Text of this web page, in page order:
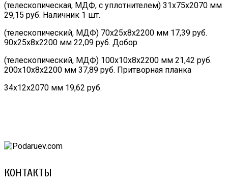
(телескопическая, МДФ, с уплотнителем) 31х75х2070 мм
29,15 руб. Наличник 1 шт.
(телескопический, МДФ) 70х25х8х2200 мм 17,39 руб.
90х25х8х2200 мм 22,09 руб. Добор
(телескопический, МДФ) 100х10х8х2200 мм 21,42 руб.
200х10х8х2200 мм 37,89 руб. Притворная планка
34х12х2070 мм 19,62 руб.
КОНТАКТЫ